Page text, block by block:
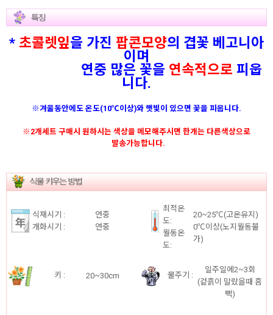
* 초콜렛잎을 가진 팝콘모양의 겹꽃 베고니아
이며
연중 많은 꽃을 연속적으로 피웁
니다.
※겨울동안에도 온도(10℃이상)와 햇빛이 있으면 꽃을 피웁니다.
※2개세트 구매시 원하시는 색상을 메모해주시면 한개는 다른색상으로
발송가능합니다.
식재시기 :
개화시기 :
연중
연중
최적온
도:
월동온
도:
20~25℃(고온유지)
0℃이상(노지월동불
가)
키 : 20~30cm 물주기 :
일주일에2~3회
(겉흙이 말랐을때 흠
뻑)